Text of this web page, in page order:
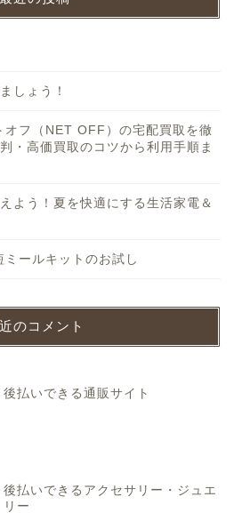
しょう！
オフ（NET OFF）の宅配買取を徹
・高価買取のコツから利用手順ま
よう！夏を快適にする生活家電＆
ミールキットのお試し
のコメント
後払いできる通販サイト
後払いできるアクセサリー・ジュエ
リー